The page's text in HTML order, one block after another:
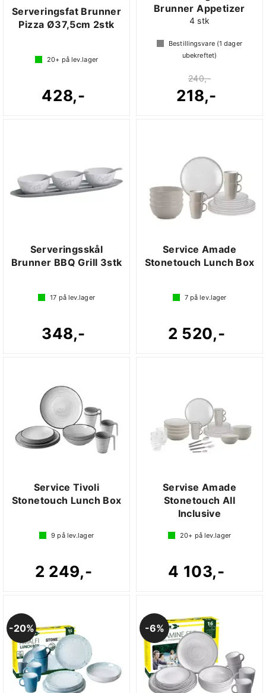
Serveringsfat Brunner
Pizza Ø37,5cm 2stk
20+ på lev.lager
428,-
Brunner Appetizer
4 stk
Bestillingsvare (1 dager
ubekreftet)
240,-
218,-
Serveringsskål
Brunner BBQ Grill 3stk
17 på lev.lager
348,-
Service Amade
Stonetouch Lunch Box
7på lev.lager
2 520,-
Service Tivoli
Stonetouch Lunch Box
9 på lev.lager
2 249,-
Servise Amade
Stonetouch All
Inclusive
20+ på lev.lager
4 103,-
20% 6%